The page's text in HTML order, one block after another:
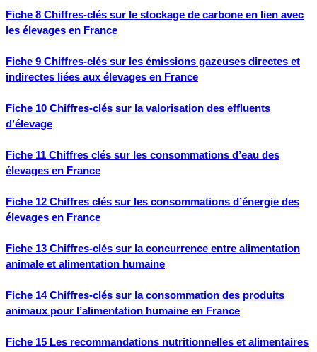
Fiche 8 Chiffres-clés sur le stockage de carbone en lien avec
les élevages en France
Fiche 9 Chiffres-clés sur les émissions gazeuses directes et
indirectes liées aux élevages en France
Fiche 10 Chiffres-clés sur la valorisation des effluents
d’élevage
Fiche 11 Chiffres clés sur les consommations d’eau des
élevages en France
Fiche 12 Chiffres clés sur les consommations d’énergie des
élevages en France
Fiche 13 Chiffres-clés sur la concurrence entre alimentation
animale et alimentation humaine
Fiche 14 Chiffres-clés sur la consommation des produits
animaux pour l’alimentation humaine en France
Fiche 15 Les recommandations nutritionnelles et alimentaires